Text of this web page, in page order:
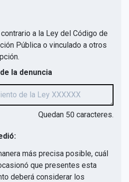
a la Ley del Código de
Pública o vinculado a otros
la denuncia
Quedan 50 caracteres.
más precisa posible, cuál
que presentes esta
deberá considerar los